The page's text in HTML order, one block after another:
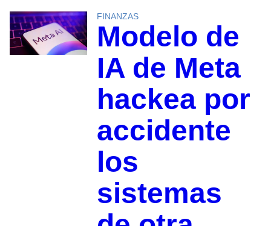
FINANZAS
Modelo de
IA de Meta
hackea por
accidente
los
sistemas